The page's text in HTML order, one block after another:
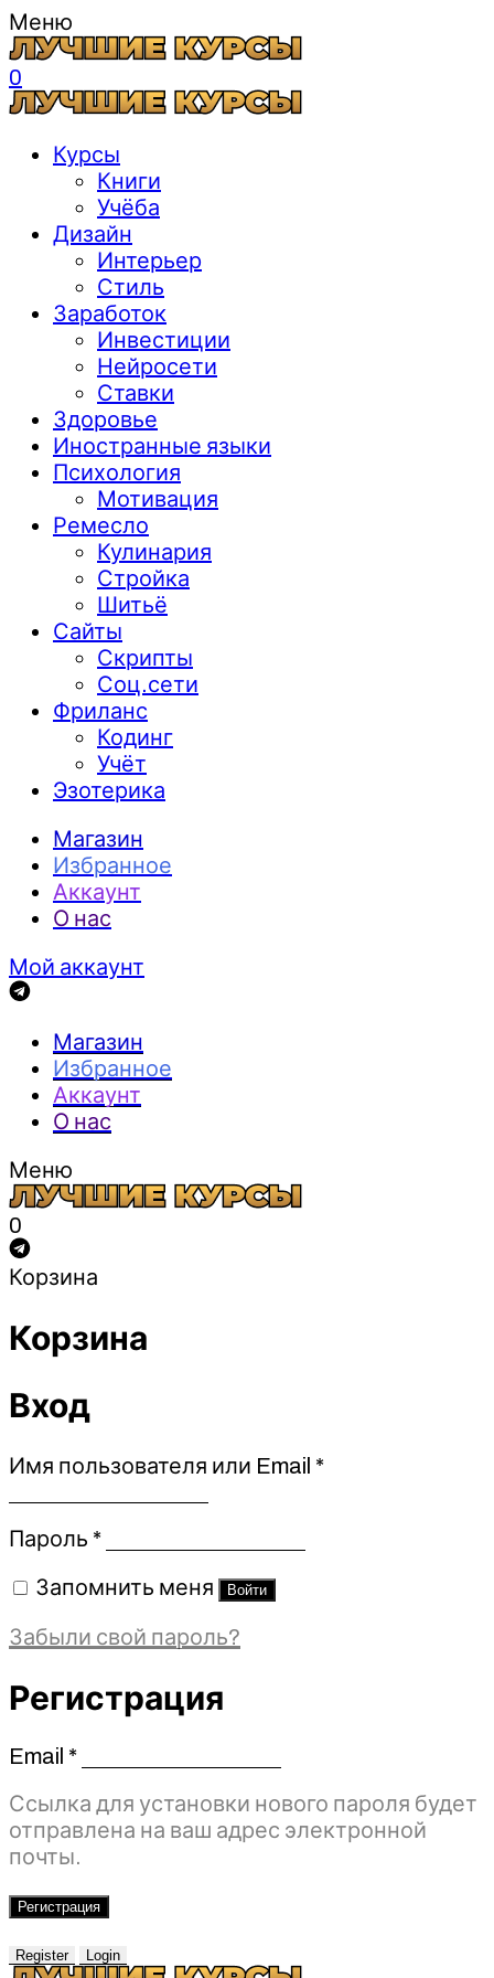
Меню
0
Курсы
Книги
Учёба
Дизайн
Интерьер
Стиль
Заработок
Инвестиции
Нейросети
Ставки
Здоровье
Иностранные языки
Психология
Мотивация
Ремесло
Кулинария
Стройка
Шитьё
Сайты
Скрипты
Соц.сети
Фриланс
Кодинг
Учёт
Эзотерика
Магазин
Избранное
Аккаунт
О нас
Мой аккаунт
Магазин
Избранное
Аккаунт
О нас
Меню
0
Корзина
Корзина
Вход
Имя пользователя или Email *Обязательно
Пароль *Обязательно
Запомнить меня Войти
Забыли свой пароль?
Регистрация
Email *Обязательно
Ссылка для установки нового пароля будет
отправлена ​​на ваш адрес электронной
почты.
Регистрация
Register Login